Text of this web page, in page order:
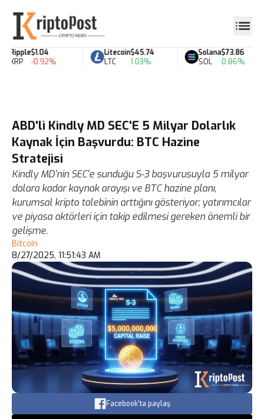
Ripple
XRP
$1.04
-0.92%
Litecoin
LTC
$45.74
1.03%
Solana
SOL
$73.86
0.86%
ABD'li Kindly MD SEC'E 5 Milyar Dolarlık
Kaynak İçin Başvurdu: BTC Hazine
Stratejisi
Kindly MD'nin SEC'e sunduğu S-3 başvurusuyla 5 milyar
dolara kadar kaynak arayışı ve BTC hazine planı,
kurumsal kripto talebinin arttığını gösteriyor; yatırımcılar
ve piyasa aktörleri için takip edilmesi gereken önemli bir
gelişme.
Bitcoin
8/27/2025, 11:51:43 AM
Facebook'ta paylaş